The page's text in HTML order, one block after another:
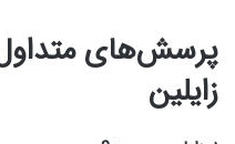
زایلین